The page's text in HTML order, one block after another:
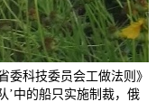
委科技委员会工做法则》
’中的船只实施制裁，俄